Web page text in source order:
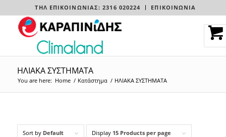
ΤΗΛ ΕΠΙΚΟΙΝΩΝΊΑΣ: 2316 020224 ΕΠΙΚΟΙΝΩΝΙΑ
ΗΛΙΑΚΑ ΣΥΣΤΗΜΑΤΑ
You are here: Home / Κατάστημα / ΗΛΙΑΚΑ ΣΥΣΤΗΜΑΤΑ
Sort by Default Display 15 Products per page